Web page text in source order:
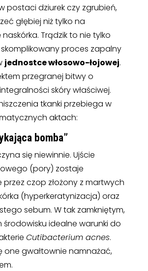
postaci dziurek czy zgrubień,
głębiej niż tylko na
Trądzik to nie tylko
skomplikowany proces zapalny
jednostce włosowo-łojowej.
przegranej bitwy o
skóry właściwej.
tkanki przebiega w
aktach:
bomba”
się niewinnie. Ujście
(pory) zostaje
czop złożony z martwych
(hyperkeratynizacja) oraz
sebum. W tak zamkniętym,
idealne warunki do
Cutibacterium acnes.
one gwałtownie namnażać,